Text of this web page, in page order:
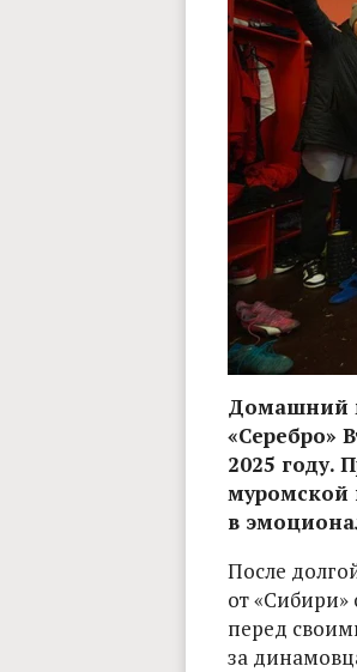
Домашний
«Серебро»
2025 году.
муромской
в
После
от «Сибири»
перед
за